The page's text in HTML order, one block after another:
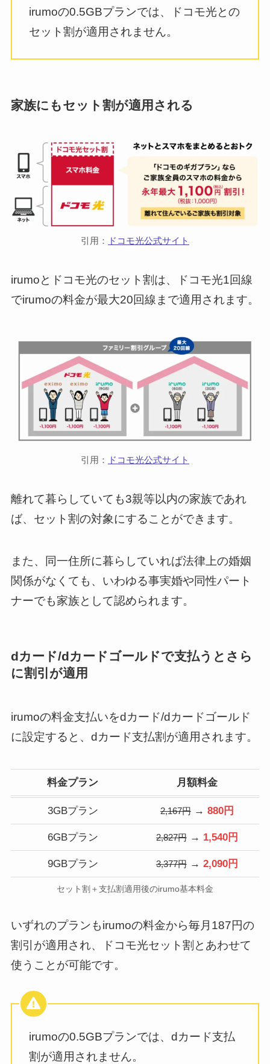
irumoの0.5GBプランでは、ドコモ光との
セット割が適用されません。
家族にもセット割が適用される
引用： ドコモ光公式サイト
irumoとドコモ光のセット割は、ドコモ光1回線
でirumoの料金が最大20回線まで適用されます。
引用： ドコモ光公式サイト
離れて暮らしていても3親等以内の家族であれ
ば、セット割の対象にすることができます。
また、同一住所に暮らしていれば法律上の婚姻
関係がなくても、いわゆる事実婚や同性パート
ナーでも家族として認められます。
dカード/dカードゴールドで支払うとさら
に割引が適用
irumoの料金支払いをdカード/dカードゴールド
に設定すると、dカード支払割が適用されます。
料金プラン 月額料金
3GBプラン 2,167円→ 880円
6GBプラン 2,827円→ 1,540円
9GBプラン 3,377円→ 2,090円
セット割＋支払割適用後のirumo基本料金
いずれのプランもirumoの料金から毎月187円の
割引が適用され、ドコモ光セット割とあわせて
使うことが可能です。
irumoの0.5GBプランでは、dカード支払
割が適用されません。